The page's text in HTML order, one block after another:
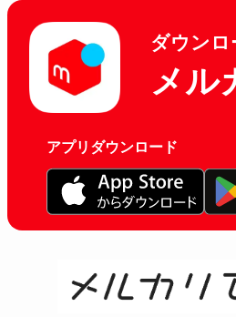
ダウンロ
メル
アプリダウンロード